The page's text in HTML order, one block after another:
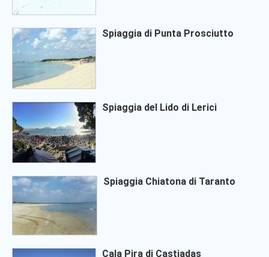
Spiaggia di Punta Prosciutto
Spiaggia del Lido di Lerici
Spiaggia Chiatona di Taranto
Cala Pira di Castiadas